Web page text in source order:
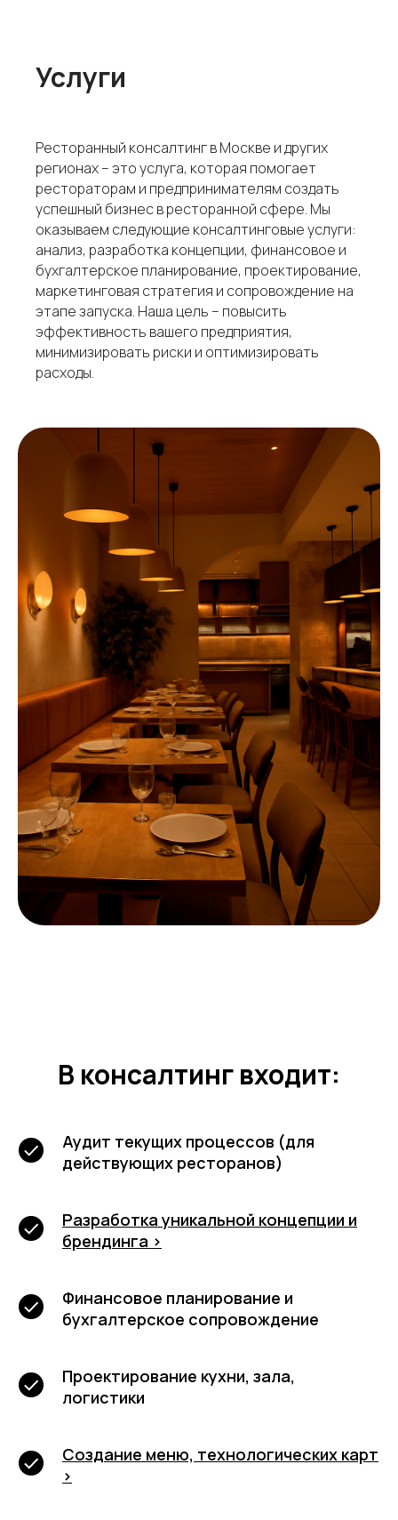
Услуги
Ресторанный консалтинг в Москве и других
регионах – это услуга, которая помогает
рестораторам и предпринимателям создать
успешный бизнес в ресторанной сфере. Мы
оказываем следующие консалтинговые услуги:
анализ, разработка концепции, финансовое и
бухгалтерское планирование, проектирование,
маркетинговая стратегия и сопровождение на
этапе запуска. Наша цель – повысить
эффективность вашего предприятия,
минимизировать риски и оптимизировать
расходы.
В консалтинг входит:
Аудит текущих процессов (для
действующих ресторанов)
Разработка уникальной концепции и
брендинга >
Финансовое планирование и
бухгалтерское сопровождение
Проектирование кухни, зала,
логистики
Создание меню, технологических карт
>